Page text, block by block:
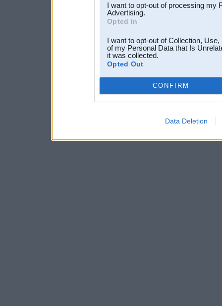
I want to opt-out of processing my
Advertising.
Opted In
I want to opt-out of Collection,
of my Personal Data that Is
it was collected.
Opted Out
CONFIRM
Data Deletion